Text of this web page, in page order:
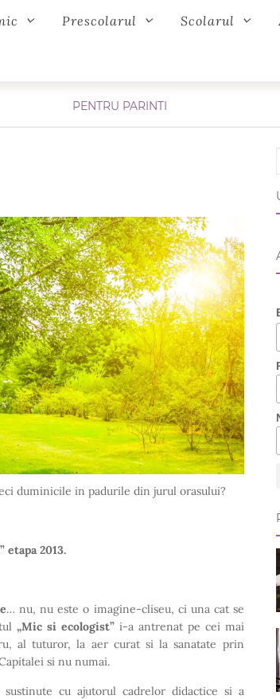
Prescolarul Scolarul
PENTRU PARINTI
duminicile in padurile din jurul orasului?
etapa 2013.
… nu, nu este o imagine-cliseu, ci una cat se
„Mic si ecologist” i-a antrenat pe cei mai
al tuturor, la aer curat si la sanatate prin
si nu numai.
cu ajutorul cadrelor didactice si a